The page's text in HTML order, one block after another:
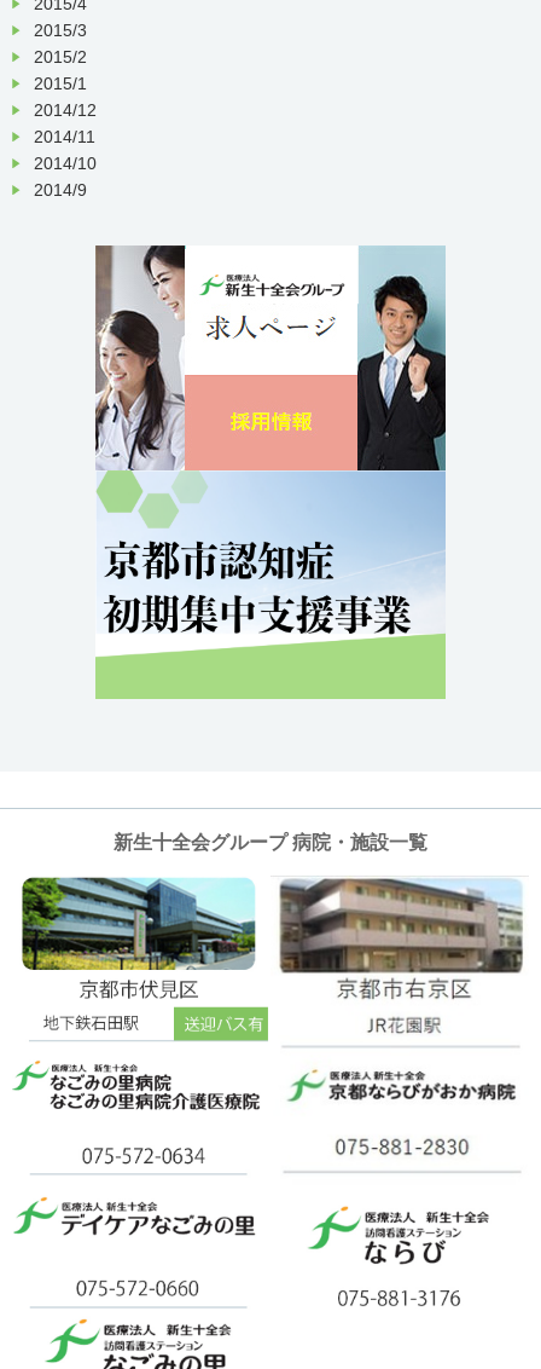
2015/3
2015/2
2015/1
2014/12
2014/11
2014/10
2014/9
新生十全会グループ 病院・施設一覧